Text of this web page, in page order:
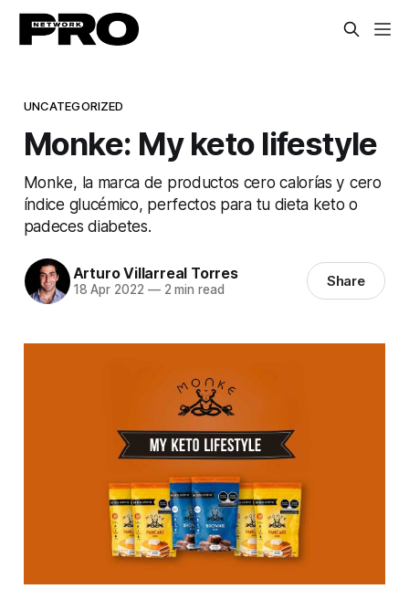
UNCATEGORIZED
Monke: My keto lifestyle
Monke, la marca de productos cero calorías y cero
índice glucémico, perfectos para tu dieta keto o
padeces diabetes.
Arturo Villarreal Torres
18 Apr 2022 —2 min read Share